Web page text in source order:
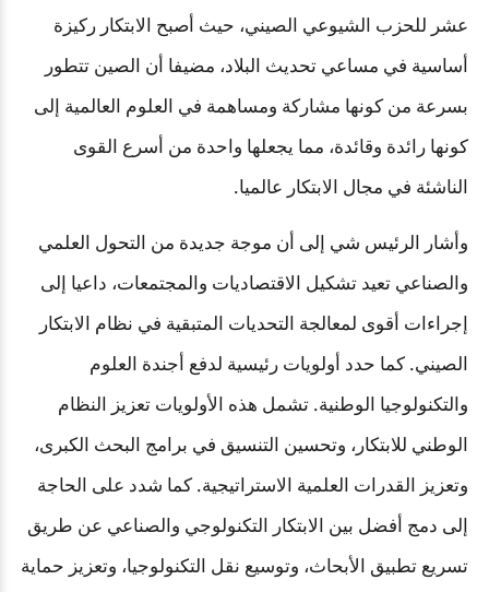
عشر للحزب الشيوعي الصيني، حيث أصبح الابتكار ركيزة
أساسية في مساعي تحديث البلاد، مضيفا أن الصين تتطور
بسرعة من كونها مشاركة ومساهمة في العلوم العالمية إلى
كونها رائدة وقائدة، مما يجعلها واحدة من أسرع القوى
الناشئة في مجال الابتكار عالميا.
وأشار الرئيس شي إلى أن موجة جديدة من التحول العلمي
والصناعي تعيد تشكيل الاقتصاديات والمجتمعات، داعيا إلى
إجراءات أقوى لمعالجة التحديات المتبقية في نظام الابتكار
الصيني. كما حدد أولويات رئيسية لدفع أجندة العلوم
والتكنولوجيا الوطنية. تشمل هذه الأولويات تعزيز النظام
الوطني للابتكار، وتحسين التنسيق في برامج البحث الكبرى،
وتعزيز القدرات العلمية الاستراتيجية. كما شدد على الحاجة
إلى دمج أفضل بين الابتكار التكنولوجي والصناعي عن طريق
تسريع تطبيق الأبحاث، وتوسيع نقل التكنولوجيا، وتعزيز حماية